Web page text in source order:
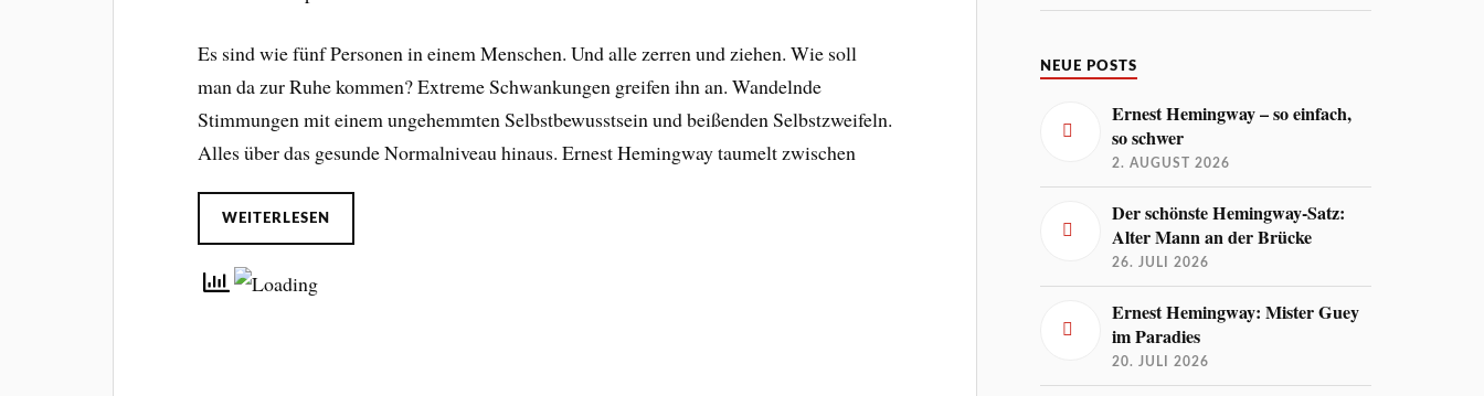
Es sind wie fünf Personen in einem Menschen. Und alle zerren und ziehen. Wie soll
man da zur Ruhe kommen? Extreme Schwankungen greifen ihn an. Wandelnde
Stimmungen mit einem ungehemmten Selbstbewusstsein und beißenden Selbstzweifeln.
Alles über das gesunde Normalniveau hinaus. Ernest Hemingway taumelt zwischen
WEITERLESEN
NEUE POSTS
Ernest Hemingway – so einfach,
so schwer
2. AUGUST 2026
Der schönste Hemingway-Satz:
Alter Mann an der Brücke
26. JULI 2026
Ernest Hemingway: Mister Guey
im Paradies
20. JULI 2026